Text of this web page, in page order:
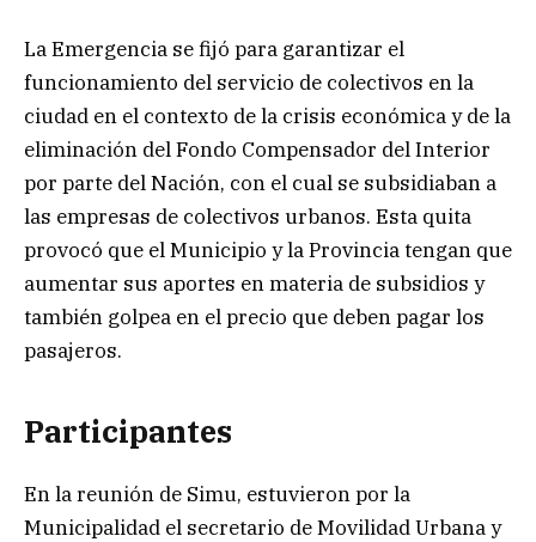
La Emergencia se fijó para garantizar el
funcionamiento del servicio de colectivos en la
ciudad en el contexto de la crisis económica y de la
eliminación del Fondo Compensador del Interior
por parte del Nación, con el cual se subsidiaban a
las empresas de colectivos urbanos. Esta quita
provocó que el Municipio y la Provincia tengan que
aumentar sus aportes en materia de subsidios y
también golpea en el precio que deben pagar los
pasajeros.
Participantes
En la reunión de Simu, estuvieron por la
Municipalidad el secretario de Movilidad Urbana y